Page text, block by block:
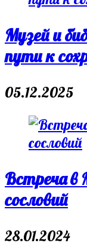
Музей и
пути к
05.12.2025
Встреча в
сословий
28.01.2024